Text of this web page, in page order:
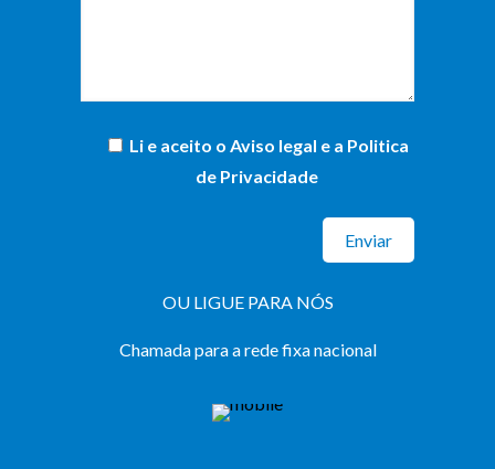
Li e aceito o Aviso legal e a Politica
de Privacidade
OU LIGUE PARA NÓS
Chamada para a rede fixa nacional